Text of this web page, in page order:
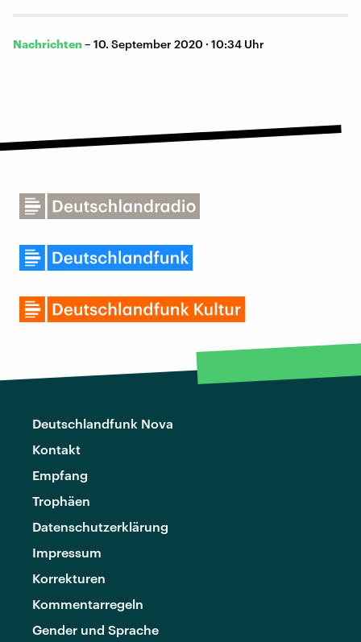
Nachrichten – 10. September 2020 · 10:34 Uhr
Deutschlandfunk Nova
Kontakt
Empfang
Trophäen
Datenschutzerklärung
Impressum
Korrekturen
Kommentarregeln
Gender und Sprache